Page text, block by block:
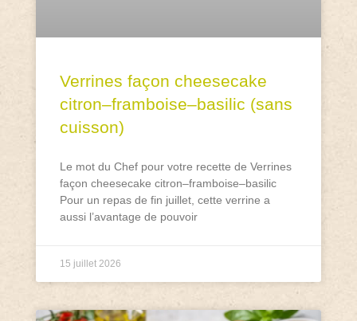
Verrines façon cheesecake
citron–framboise–basilic (sans
cuisson)
Le mot du Chef pour votre recette de Verrines
façon cheesecake citron–framboise–basilic
Pour un repas de fin juillet, cette verrine a
aussi l’avantage de pouvoir
15 juillet 2026